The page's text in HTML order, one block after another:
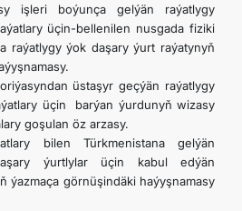
işleri boýunça gelýän raýatlygy
üçin-bellenilen nusgada fiziki
raýatlygy ýok daşary ýurt raýatynyň
üstaşyr geçýän raýatlygy
üçin barýan ýurdunyň wizasy
goşulan öz arzasy.
bilen Türkmenistana gelýän
ýurtlylar üçin kabul edýän
ýazmaça görnüşindäki haýyşnamasy